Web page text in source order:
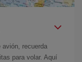
avión, recuerda
para volar. Aquí